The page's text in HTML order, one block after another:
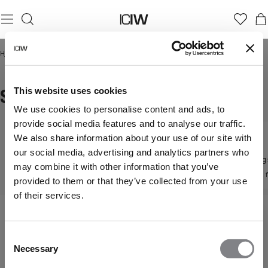
This website uses cookies
We use cookies to personalise content and ads, to
provide social media features and to analyse our traffic.
We also share information about your use of our site with
our social media, advertising and analytics partners who
may combine it with other information that you’ve
provided to them or that they’ve collected from your use
of their services.
Selection
Necessary
Hjem /
SWEAT SHORTS
Shorts
Oppdag alle våre shorts
Løpeshorts
Høytytende løpeshorts
Designet